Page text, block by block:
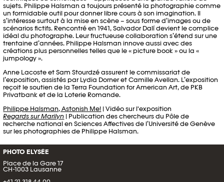
sujets. Philippe Halsman a toujours présenté la photographie comme
un formidable outil pour donner libre cours à son imagination. Il
s’intéresse surtout à la mise en scène – sous forme d’images ou de
scénarios fictifs. Rencontré en 1941, Salvador Dalí devient le complice
idéal du photographe. Leur fructueuse collaboration s’étend sur une
trentaine d’années. Philippe Halsman innove aussi avec des
créations plus personnelles telles que le « picture book » ou la «
jumpology ».
Anne Lacoste et Sam Stourdzé assurent le commissariat de
l’exposition, assistés par Lydia Dorner et Camille Avellan. L’exposition
reçoit le soutien de la Terra Foundation for American Art, de PKB
Privatbank et de la Loterie Romande.
Philippe Halsman, Astonish Me! | Vidéo sur l'exposition
Regards sur Marilyn | Publication des chercheurs du Pôle de
recherche national en Sciences Affectives de l’Université de Genève
sur les photographies de Philippe Halsman.
PHOTO ELYSÉE
Place de la Gare 17
CH-1003 Lausanne